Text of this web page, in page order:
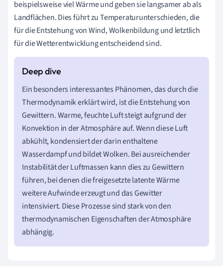
beispielsweise viel Wärme und geben sie langsamer ab als
Landflächen. Dies führt zu Temperaturunterschieden, die
für die Entstehung von Wind, Wolkenbildung und letztlich
für die Wetterentwicklung entscheidend sind.
Ein besonders interessantes Phänomen, das durch die
Thermodynamik erklärt wird, ist die Entstehung von
Gewittern. Warme, feuchte Luft steigt aufgrund der
Konvektion in der Atmosphäre auf. Wenn diese Luft
abkühlt, kondensiert der darin enthaltene
Wasserdampf und bildet Wolken. Bei ausreichender
Instabilität der Luftmassen kann dies zu Gewittern
führen, bei denen die freigesetzte latente Wärme
weitere Aufwinde erzeugt und das Gewitter
intensiviert. Diese Prozesse sind stark von den
thermodynamischen Eigenschaften der Atmosphäre
abhängig.